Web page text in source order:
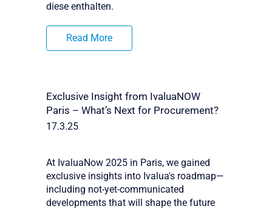
diese enthalten.
Read More
Exclusive Insight from IvaluaNOW
Paris – What’s Next for Procurement?
17.3.25
At IvaluaNow 2025 in Paris, we gained
exclusive insights into Ivalua's roadmap—
including not-yet-communicated
developments that will shape the future